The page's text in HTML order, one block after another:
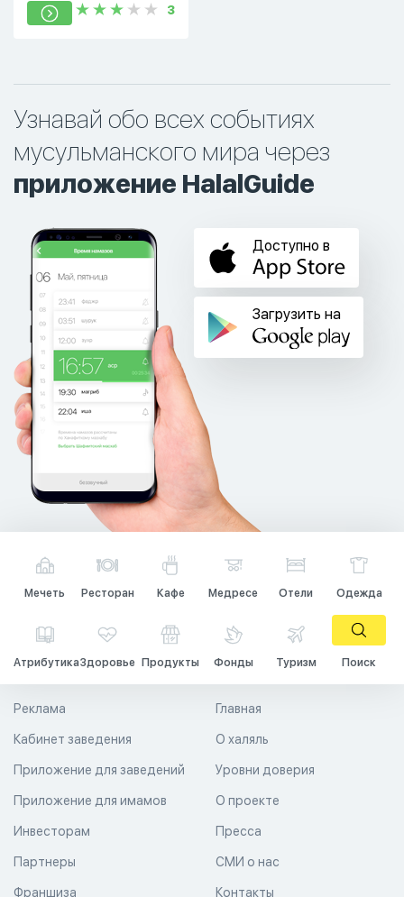
3
Узнавай обо всех событиях
мусульманского мира через
приложение HalalGuide
Доступно в
Загрузить на
Мечеть Ресторан Кафе Медресе Отели Одежда
АтрибутикаЗдоровье Продукты Фонды Туризм Поиск
Главная
О халяль
Уровни доверия
Реклама
Кабинет заведения
Приложение для заведений
Приложение для имамов О проекте
Пресса
СМИ о нас
Контакты
Инвесторам
Партнеры
Франшиза